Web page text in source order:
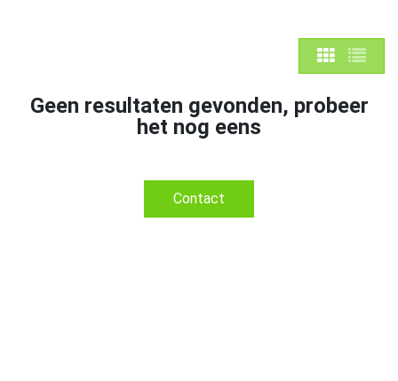
Geen resultaten gevonden, probeer
het nog eens
Contact